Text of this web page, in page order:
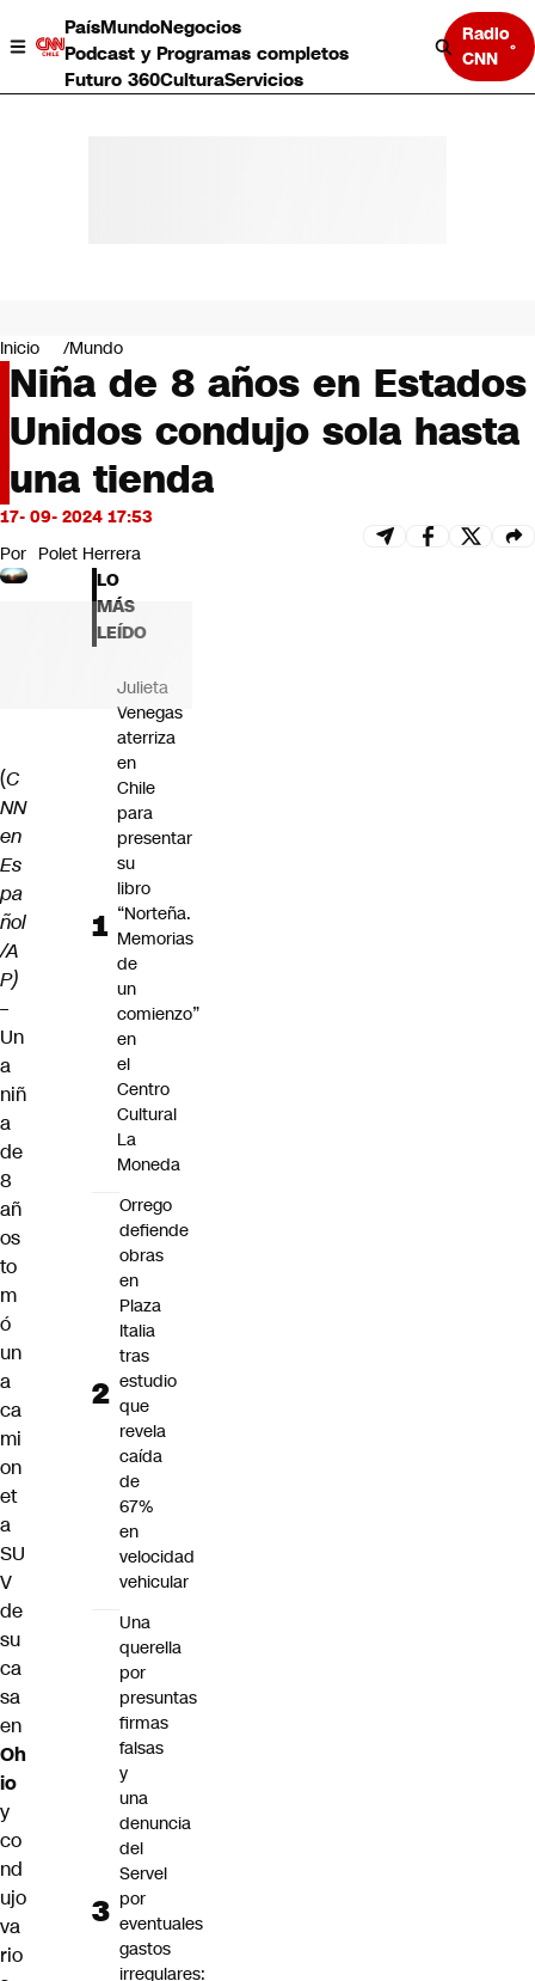
PaísMundoNegocios
Podcast y Programas completos
Futuro 360CulturaServicios
Radio
CNN
Negocios
Deportes
Programas completos
Cultura
Servicios
Bits
CNN tiempo
Futuro 360
Opinión
Inicio Mundo
Niña de 8 años en Estados
Unidos condujo sola hasta
una tienda
17- 09- 2024 17:53
Por Polet Herrera
(C
NN
en
Es
pa
ñol
/A
P)
–
Un
a
niñ
a
de
8
añ
os
to
m
ó
un
a
ca
mi
on
et
a
SU
V
de
su
ca
sa
en
Oh
io
y
co
nd
ujo
va
rio
LO
MÁS
LEÍDO
Julieta
Venegas
aterriza
en
Chile
para
presentar
su
libro
“Norteña.
Memorias
de
un
comienzo”
en
el
Centro
Cultural
La
Moneda
Orrego
defiende
obras
en
Plaza
Italia
tras
estudio
que
revela
caída
de
67%
en
velocidad
vehicular
Una
querella
por
presuntas
firmas
falsas
y
una
denuncia
del
Servel
por
eventuales
gastos
irregulares: